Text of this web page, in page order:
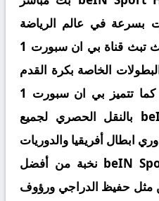
بسرعة في عالم الرياضة
بسبب المميزات العديدة حيث تبث قناة بي ان سبورت 1
الخاصة بكرة القدم
العربية والأوروبية والعالمية، كما تتميز بي ان سبورت 1
beIN Sport HD 1 online بالنقل الحصري لجميع
ابطال أفريقيا والدوريات
المختلفة، وتضم قناة beIN Sport 1 نخبة من أفضل
مثل حفيظ الدراجي ورؤوف